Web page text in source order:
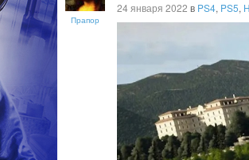
Прапор
24 января 2022 в PS4, PS5,